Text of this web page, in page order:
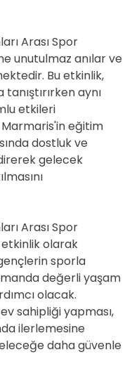
Arası Spor
unutulmaz anılar ve
Bu etkinlik,
aynı
etkileri
eğitim
dostluk ve
gelecek
Arası Spor
olarak
sporla
değerli yaşam
olacak.
sahipliği yapması,
ilerlemesine
daha güvenle